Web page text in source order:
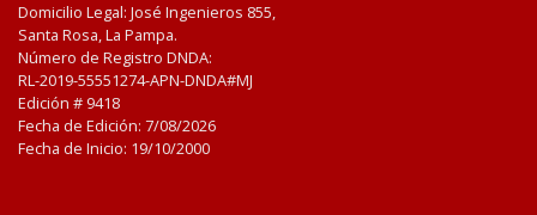
Domicilio Legal: José Ingenieros 855,
Santa Rosa, La Pampa.
Número de Registro DNDA:
RL-2019-55551274-APN-DNDA#MJ
Edición # 9418
Fecha de Edición: 7/08/2026
Fecha de Inicio: 19/10/2000